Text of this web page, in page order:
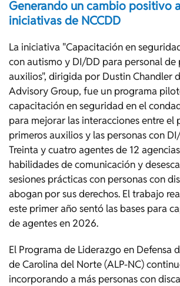
Generando un cambio positivo
iniciativas de NCCDD
La iniciativa "Capacitación en
con autismo y DI/DD para personal de
auxilios", dirigida por Dustin Chandler
Advisory Group, fue un programa
capacitación en seguridad en el
para mejorar las interacciones entre el
primeros auxilios y las personas con
Treinta y cuatro agentes de 12
habilidades de comunicación y
sesiones prácticas con personas con
abogan por sus derechos. El trabajo
este primer año sentó las bases para
de agentes en 2026.
El Programa de Liderazgo en Defensa
de Carolina del Norte (ALP-NC)
incorporando a más personas con